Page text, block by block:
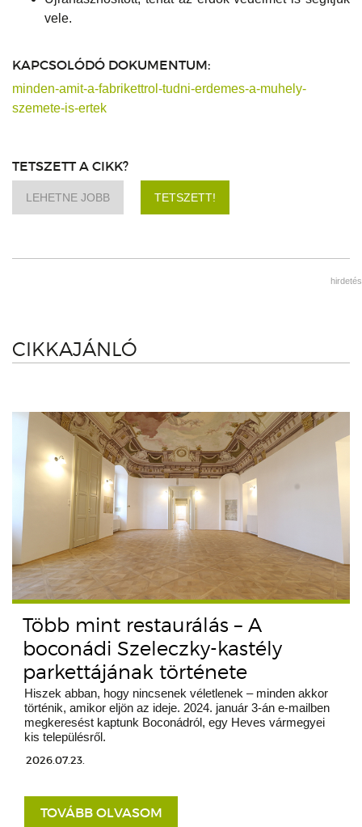
vele.
KAPCSOLÓDÓ DOKUMENTUM:
minden-amit-a-fabrikettrol-tudni-erdemes-a-muhely-
szemete-is-ertek
TETSZETT A CIKK?
LEHETNE JOBB TETSZETT!
hirdetés
CIKKAJÁNLÓ
Több mint restaurálás – A
boconádi Szeleczky-kastély
parkettájának története
Hiszek abban, hogy nincsenek véletlenek – minden akkor
történik, amikor eljön az ideje. 2024. január 3-án e-mailben
megkeresést kaptunk Boconádról, egy Heves vármegyei
kis településről.
2026.07.23.
TOVÁBB OLVASOM